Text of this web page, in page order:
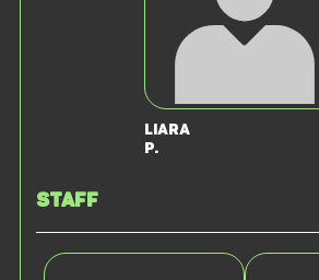
Liara
P.
Staff